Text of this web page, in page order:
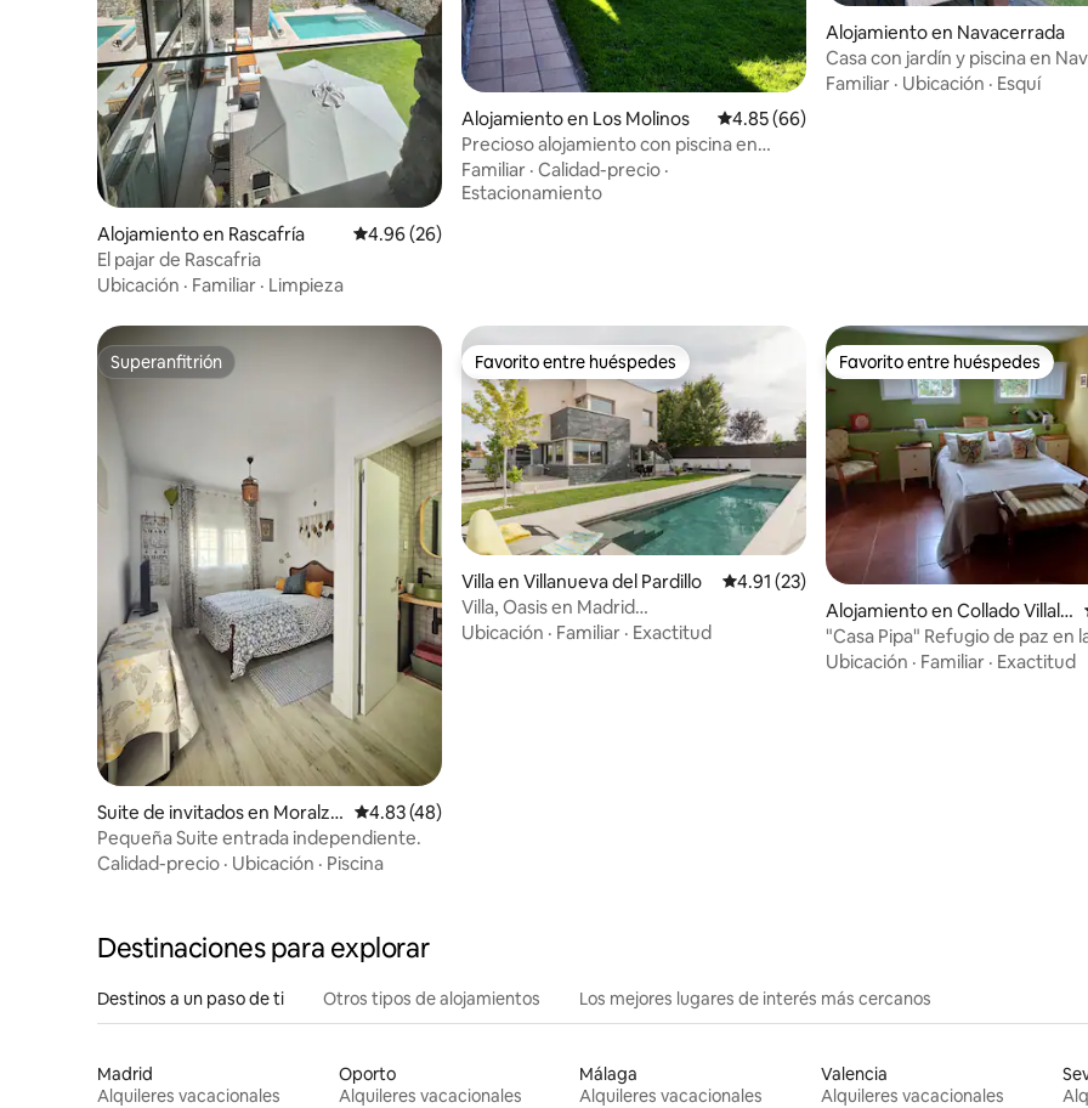
Alojamiento en Rascafría Calificación promedio: 4.96 de 5, 26 reseñas
4.96 (26)
El pajar de Rascafria
Ubicación · Familiar · Limpieza
Alojamiento en Los Molinos Calificación promedio: 4.85 de 5, 66 reseñas
4.85 (66)
Precioso alojamiento con piscina en
verano
Familiar · Calidad-precio ·
Estacionamiento
Alojamiento en Navacerrada
Casa con jardín y piscina en
Familiar · Ubicación · Esquí
Superanfitrión
Superanfitrión
Suite de invitados en Moralza
rzal
Calificación promedio: 4.83 de 5, 48 reseñas
4.83 (48)
Pequeña Suite entrada independiente.
Calidad-precio · Ubicación · Piscina
Favorito entre huéspedes
Favorito entre huéspedes
Villa en Villanueva del Pardillo Calificación promedio: 4.91 de 5, 23 reseñas
4.91 (23)
Villa, Oasis en Madrid
3habs+4baños+lujosa piscina
Ubicación · Familiar · Exactitud
Favorito entre huéspedes
Favorito entre huéspedes
Alojamiento en Collado Villalb
a
"Casa Pipa" Refugio de paz en
Ubicación · Familiar · Exactitud
Destinaciones para explorar
Destinos a un paso de ti Otros tipos de alojamientos Los mejores lugares de interés más cercanos
Madrid
Alquileres vacacionales
Oporto
Alquileres vacacionales
Málaga
Alquileres vacacionales
Valencia
Alquileres vacacionales